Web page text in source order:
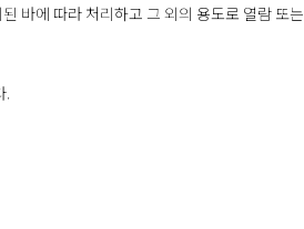
바에 따라 처리하고 그 외의 용도로 열람 또
.